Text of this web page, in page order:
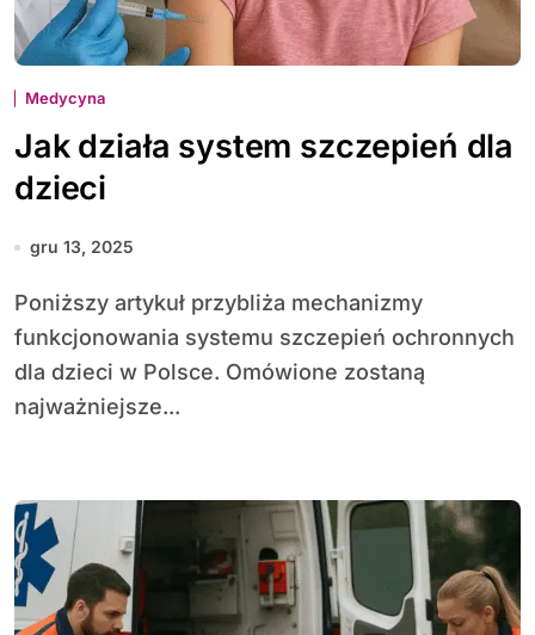
Medycyna
Jak działa system szczepień dla
dzieci
gru 13, 2025
Poniższy artykuł przybliża mechanizmy
funkcjonowania systemu szczepień ochronnych
dla dzieci w Polsce. Omówione zostaną
najważniejsze...